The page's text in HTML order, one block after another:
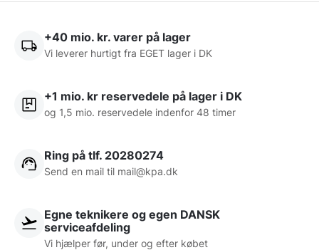
+40 mio. kr. varer på lager
Vi leverer hurtigt fra EGET lager i DK
+1 mio. kr reservedele på lager i DK
og 1,5 mio. reservedele indenfor 48 timer
Ring på tlf. 20280274
Send en mail til mail@kpa.dk
Egne teknikere og egen DANSK
serviceafdeling
Vi hjælper før, under og efter købet